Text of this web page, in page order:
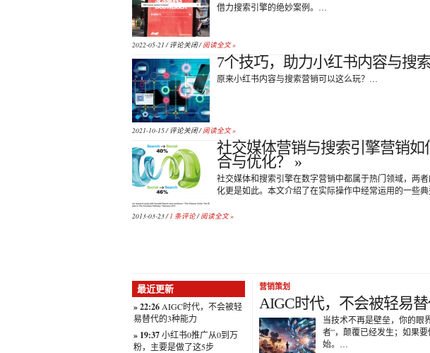
借力搜索引擎的绝妙案例。…
2022-05-21 /评论关闭/阅读全文 »
7个技巧，助力小红书内容与搜
原来小红书内容与搜索营销可以这么玩？…
2021-10-15 /评论关闭/阅读全文 »
社交媒体营销与搜索引擎营销如
合与优化？ »
社交媒体和搜索引擎在数字营销中都属于热门领域，两
化更是如此。本文介绍了在实际操作中经常运用的一些
2013-03-23 /1 条评论/阅读全文 »
最近更新
» 22:26 AIGC时代，不会被轻
易替代的3种能力
» 19:37小红书0推广从0到万
粉，主要是做了这5步
营销策划
AIGC时代，不会被轻易
当技术不再是壁垒，你的眼
者”，颠覆已经发生；如果
始。…